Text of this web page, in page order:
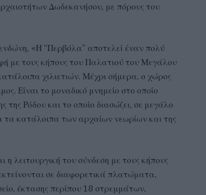
Δωδεκανήσου, με πόρους του
«Η “Περβόλα” αποτελεί έναν πολύ
με τους κήπους του Παλατιού του Μεγάλου
χιλιετιών. Μέχρι σήμερα, ο χώρος
Είναι το μοναδικό μνημείο στο οποίο
της Ρόδου και το οποίο διασώζει, σε μεγάλο
τα κατάλοιπα των αρχαίων νεωρίων και της
λειτουργική του σύνδεση με τους κήπους
σε διαφορετικά πλατώματα,
έκτασης περίπου 18 στρεμμάτων,